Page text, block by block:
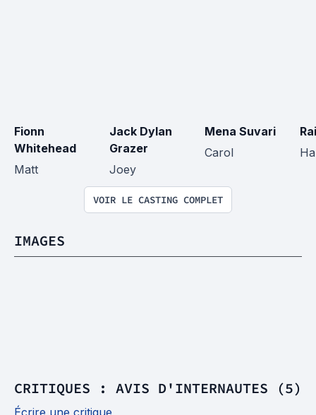
Fionn
Whitehead
Matt
Jack Dylan
Grazer
Joey
Mena Suvari
Carol
VOIR LE CASTING COMPLET
IMAGES
CRITIQUES : AVIS D'INTERNAUTES (5)
Écrire une critique